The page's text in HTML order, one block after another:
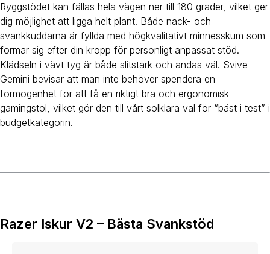
Ryggstödet kan fällas hela vägen ner till 180 grader, vilket ger
dig möjlighet att ligga helt plant. Både nack- och
svankkuddarna är fyllda med högkvalitativt minnesskum som
formar sig efter din kropp för personligt anpassat stöd.
Klädseln i vävt tyg är både slitstark och andas väl. Svive
Gemini bevisar att man inte behöver spendera en
förmögenhet för att få en riktigt bra och ergonomisk
gamingstol, vilket gör den till vårt solklara val för “bäst i test” i
budgetkategorin.
Razer Iskur V2 – Bästa Svankstöd